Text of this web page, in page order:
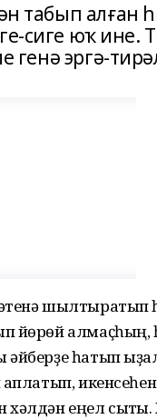
табып алған
сиге юҡ ине.
генә эргә-
шылтыратып
йөрөй алмаҫһың,
әйберҙе һатып
еңел сыҡты.